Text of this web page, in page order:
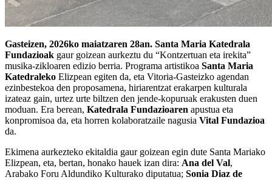
Gasteizen, 2026ko maiatzaren 28an. Santa Maria Katedrala
Fundazioak gaur goizean aurkeztu du “Kontzertuan eta irekita”
musika-zikloaren edizio berria. Programa artistikoa Santa Maria
Katedraleko Elizpean egiten da, eta Vitoria-Gasteizko agendan
ezinbestekoa den proposamena, hiriarentzat erakarpen kulturala
izateaz gain, urtez urte biltzen den jende-kopuruak erakusten duen
moduan. Era berean, Katedrala Fundazioaren apustua eta
konpromisoa da, eta horren kolaboratzaile nagusia Vital Fundazioa
da.
Ekimena aurkezteko ekitaldia gaur goizean egin dute Santa Mariako
Elizpean, eta, bertan, honako hauek izan dira: Ana del Val,
Arabako Foru Aldundiko Kulturako diputatua; Sonia Diaz de